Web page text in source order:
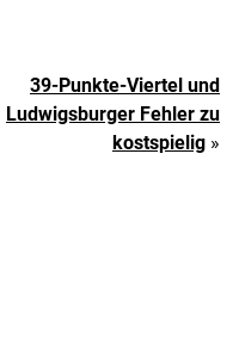
39-Punkte-Viertel und
Ludwigsburger Fehler zu
kostspielig »